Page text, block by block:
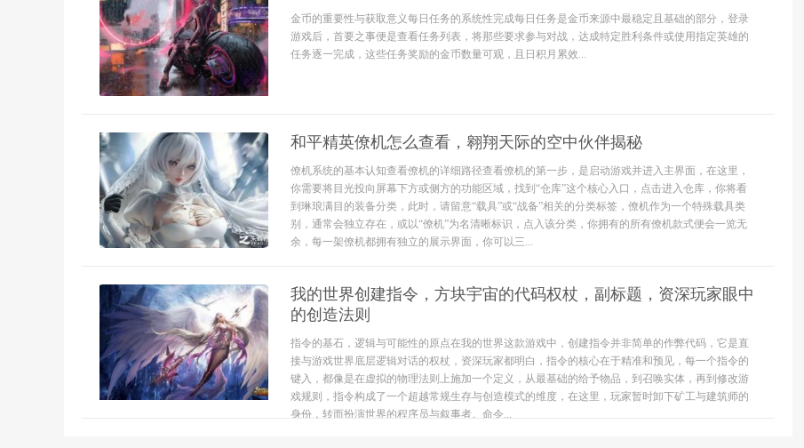
金币的重要性与获取意义每日任务的系统性完成每日任务是金币来源中最稳定且基础的部分，登录
游戏后，首要之事便是查看任务列表，将那些要求参与对战，达成特定胜利条件或使用指定英雄的
任务逐一完成，这些任务奖励的金币数量可观，且日积月累效...
和平精英僚机怎么查看，翱翔天际的空中伙伴揭秘
僚机系统的基本认知查看僚机的详细路径查看僚机的第一步，是启动游戏并进入主界面，在这里，
你需要将目光投向屏幕下方或侧方的功能区域，找到“仓库”这个核心入口，点击进入仓库，你将看
到琳琅满目的装备分类，此时，请留意“载具”或“战备”相关的分类标签，僚机作为一个特殊载具类
别，通常会独立存在，或以“僚机”为名清晰标识，点入该分类，你拥有的所有僚机款式便会一览无
余，每一架僚机都拥有独立的展示界面，你可以三...
我的世界创建指令，方块宇宙的代码权杖，副标题，资深玩家眼中
的创造法则
指令的基石，逻辑与可能性的原点在我的世界这款游戏中，创建指令并非简单的作弊代码，它是直
接与游戏世界底层逻辑对话的权杖，资深玩家都明白，指令的核心在于精准和预见，每一个指令的
键入，都像是在虚拟的物理法则上施加一个定义，从最基础的给予物品，到召唤实体，再到修改游
戏规则，指令构成了一个超越常规生存与创造模式的维度，在这里，玩家暂时卸下矿工与建筑师的
身份，转而扮演世界的程序员与叙事者。命令...